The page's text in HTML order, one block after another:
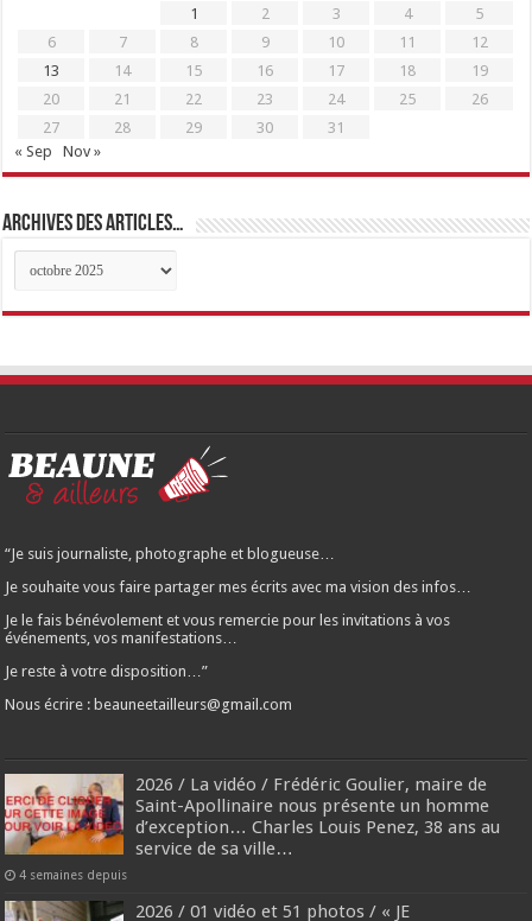
1
2 3 4
5
6
7 8 9 10 11
12
13
14 15 16 17 18
19
20
21 22 23 24 25
26
27
28 29 30
31
« Sep
Nov »
Archives des articles…
Archives
des
articles…
“Je suis journaliste, photographe et blogueuse…
Je souhaite vous faire partager mes écrits avec ma vision des infos…
Je le fais bénévolement et vous remercie pour les invitations à vos
événements, vos manifestations…
Je reste à votre disposition…”
Nous écrire : beauneetailleurs@gmail.com
2026 / La vidéo / Frédéric Goulier, maire de
Saint-Apollinaire nous présente un homme
d’exception… Charles Louis Penez, 38 ans au
service de sa ville…
4 semaines depuis
2026 / 01 vidéo et 51 photos / « JE